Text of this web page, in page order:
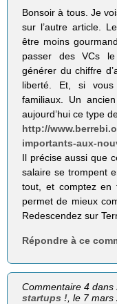
Bonsoir à tous. Je
sur l’autre article.
être moins
passer des VCs le
générer du chiffre
liberté. Et, si
familiaux. Un
aujourd’hui ce type
http://
importants-aux-
Il précise aussi que
salaire se trompent
tout, et comptez en
permet de mieux
Redescendez sur
Répondre à ce
Commentaire 4 dans
startups ! , le 7